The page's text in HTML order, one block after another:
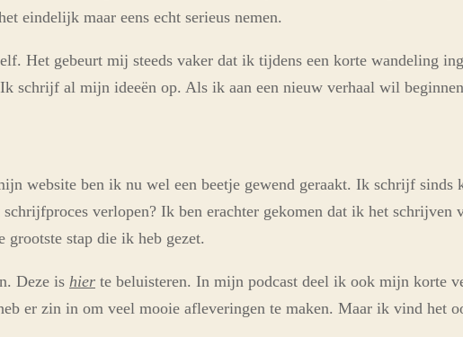
eindelijk maar eens echt serieus nemen.
Het gebeurt mij steeds vaker dat ik tijdens een korte wandeling
schrijf al mijn ideeën op. Als ik aan een nieuw verhaal wil
website ben ik nu wel een beetje gewend geraakt. Ik schrijf sinds
verlopen? Ik ben erachter gekomen dat ik het
stap die ik heb gezet.
Deze is hier te beluisteren. In mijn podcast deel ik ook mijn korte
er zin in om veel mooie afleveringen te maken. Maar ik vind het